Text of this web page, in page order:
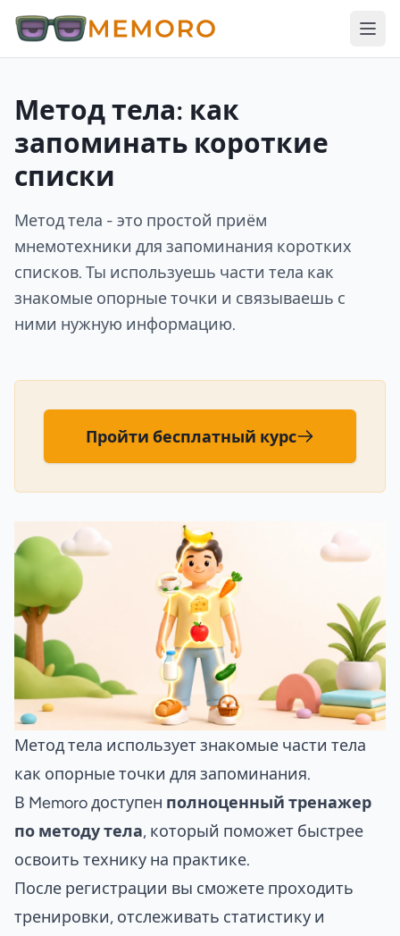
Метод тела: как
запоминать короткие
списки
Метод тела - это простой приём
мнемотехники для запоминания коротких
списков. Ты используешь части тела как
знакомые опорные точки и связываешь с
ними нужную информацию.
Пройти бесплатный курс
Метод тела использует знакомые части тела
как опорные точки для запоминания.
В Memoro доступен полноценный тренажер
по методу тела , который поможет быстрее
освоить технику на практике.
После регистрации вы сможете проходить
тренировки, отслеживать статистику и